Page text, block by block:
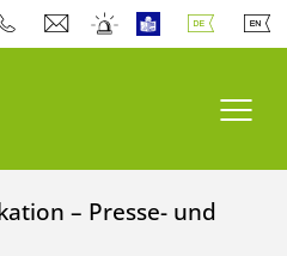
– Presse- und